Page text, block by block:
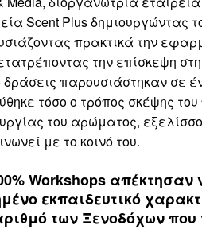
Scent Plus δημιουργώντας
πρακτικά την
την επίσκεψη
δράσεις παρουσιάστηκαν σε
τόσο ο τρόπος σκέψης
του αρώματος,
με το κοινό του.
Workshops
εκπαιδευτικό
των Ξενοδόχων